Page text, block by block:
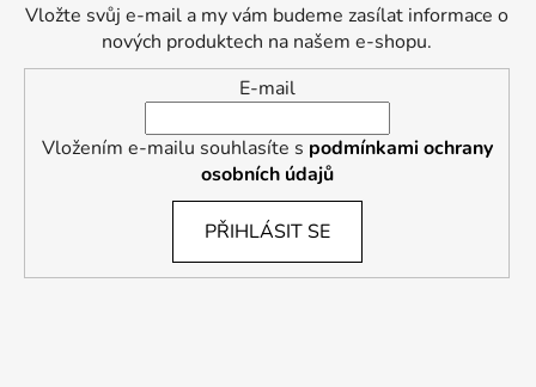
Vložte svůj e-mail a my vám budeme zasílat informace o
nových produktech na našem e-shopu.
E-mail
Vložením e-mailu souhlasíte s podmínkami ochrany
osobních údajů
PŘIHLÁSIT SE